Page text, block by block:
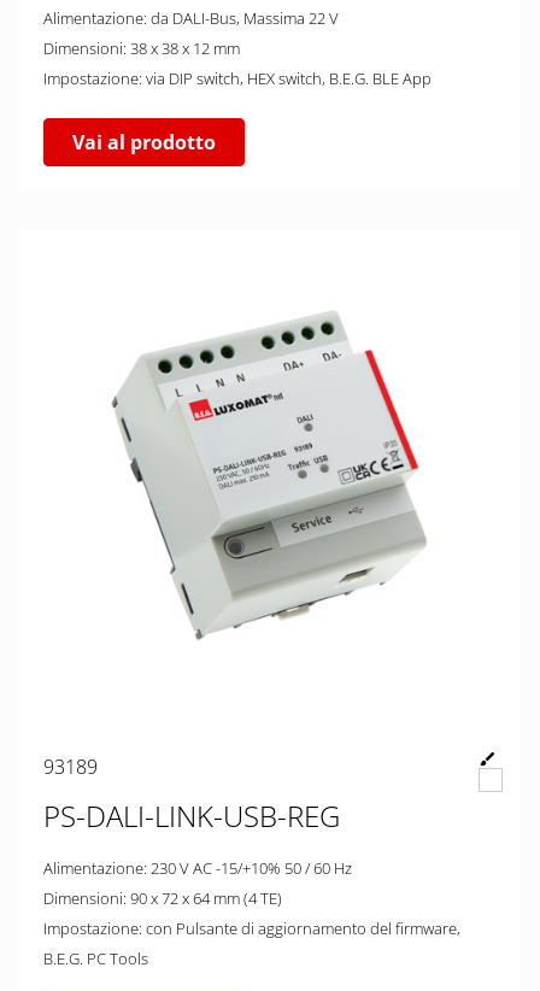
Alimentazione: da DALI-Bus, Massima 22 V
Dimensioni: 38 x 38 x 12 mm
Impostazione: via DIP switch, HEX switch, B.E.G. BLE App
Vai al prodotto
93189
PS-DALI-LINK-USB-REG
Alimentazione: 230 V AC -15/+10% 50 / 60 Hz
Dimensioni: 90 x 72 x 64 mm (4 TE)
Impostazione: con Pulsante di aggiornamento del firmware,
B.E.G. PC Tools